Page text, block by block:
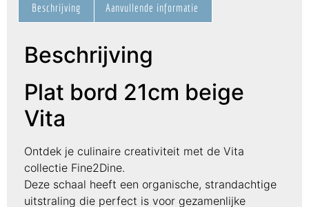
Beschrijving Aanvullende informatie
Beschrijving
Plat bord 21cm beige
Vita
Ontdek je culinaire creativiteit met de Vita
collectie Fine2Dine.
Deze schaal heeft een organische, strandachtige
uitstraling die perfect is voor gezamenlijke